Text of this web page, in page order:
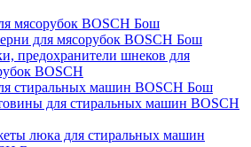
мясорубок BOSCH Бош
для мясорубок BOSCH Бош
предохранители шнеков для
BOSCH
стиральных машин BOSCH Бош
для стиральных машин BOSCH
люка для стиральных машин